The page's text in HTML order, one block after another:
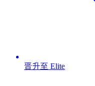
晋升至 Elite